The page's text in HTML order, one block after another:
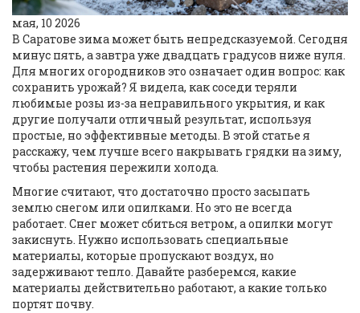
мая, 10 2026
В Саратове зима может быть непредсказуемой. Сегодня
минус пять, а завтра уже двадцать градусов ниже нуля.
Для многих огородников это означает один вопрос: как
сохранить урожай? Я видела, как соседи теряли
любимые розы из-за неправильного укрытия, и как
другие получали отличный результат, используя
простые, но эффективные методы. В этой статье я
расскажу, чем лучше всего накрывать грядки на зиму,
чтобы растения пережили холода.
Многие считают, что достаточно просто засыпать
землю снегом или опилками. Но это не всегда
работает. Снег может сбиться ветром, а опилки могут
закиснуть. Нужно использовать специальные
материалы, которые пропускают воздух, но
задерживают тепло. Давайте разберемся, какие
материалы действительно работают, а какие только
портят почву.